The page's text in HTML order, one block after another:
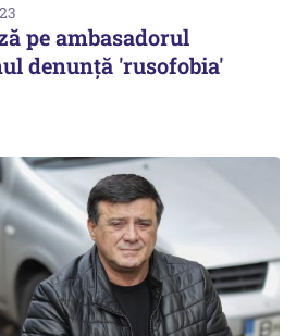
pe ambasadorul
denunţă 'rusofobia'